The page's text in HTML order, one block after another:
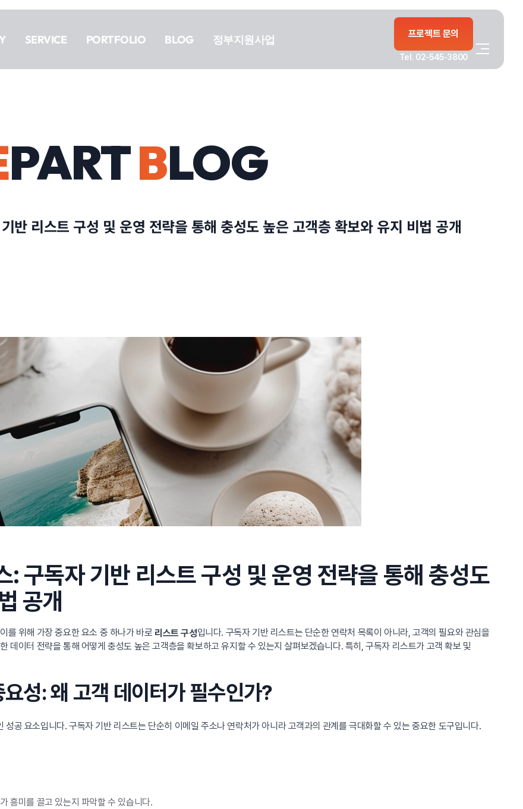
SERVICE PORTFOLIO BLOG 정부지원사업 프로젝트 문의
Tel. 02-545-3800
PARTBLOG
반 리스트 구성 및 운영 전략을 통해 충성도 높은 고객층 확보와 유지 비법 공개
: 구독자 기반 리스트 구성 및 운영 전략을 통해 충성도
공개
를 위해 가장 중요한 요소 중 하나가 바로 리스트 구성입니다. 구독자 기반 리스트는 단순한 연락처 목록이 아니라, 고객의 필요와 관심을
데이터 전략을 통해 어떻게 충성도 높은 고객층을 확보하고 유지할 수 있는지 살펴보겠습니다. 특히, 구독자 리스트가 고객 확보 및
성: 왜 고객 데이터가 필수인가?
공 요소입니다. 구독자 기반 리스트는 단순히 이메일 주소나 연락처가 아니라 고객과의 관계를 극대화할 수 있는 중요한 도구입니다.
흥미를 끌고 있는지 파악할 수 있습니다.